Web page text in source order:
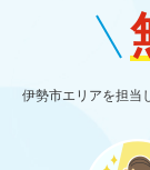
伊勢市エリアを担当